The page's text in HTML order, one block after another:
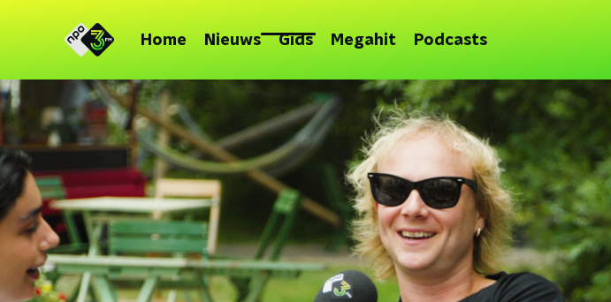
Home Nieuws Gids Megahit Podcasts